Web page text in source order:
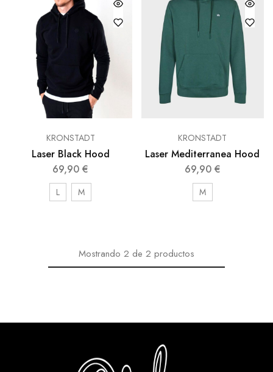
KRONSTADT
Laser Black Hood
69,90€
L M
KRONSTADT
Laser Mediterranea Hood
69,90 €
M
Mostrando 2 de 2 productos